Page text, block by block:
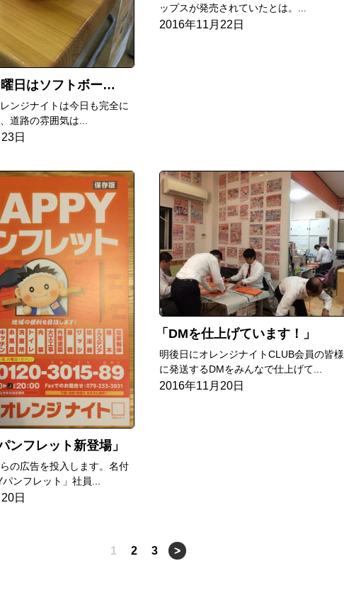
フトボール大会があるんです
ンジナイトは今日も完全に
道路の雰囲気は...
日
ップスが発売されていたとは。...
2016年11月22日
ンフレット新登場
の広告を投入します。名付
パンフレット」社員...
日
DMを仕上げています！
明後日にオレンジナイトCLUB会員の皆様
に発送するDMをみんなで仕上げて...
2016年11月20日
1 2 3 >